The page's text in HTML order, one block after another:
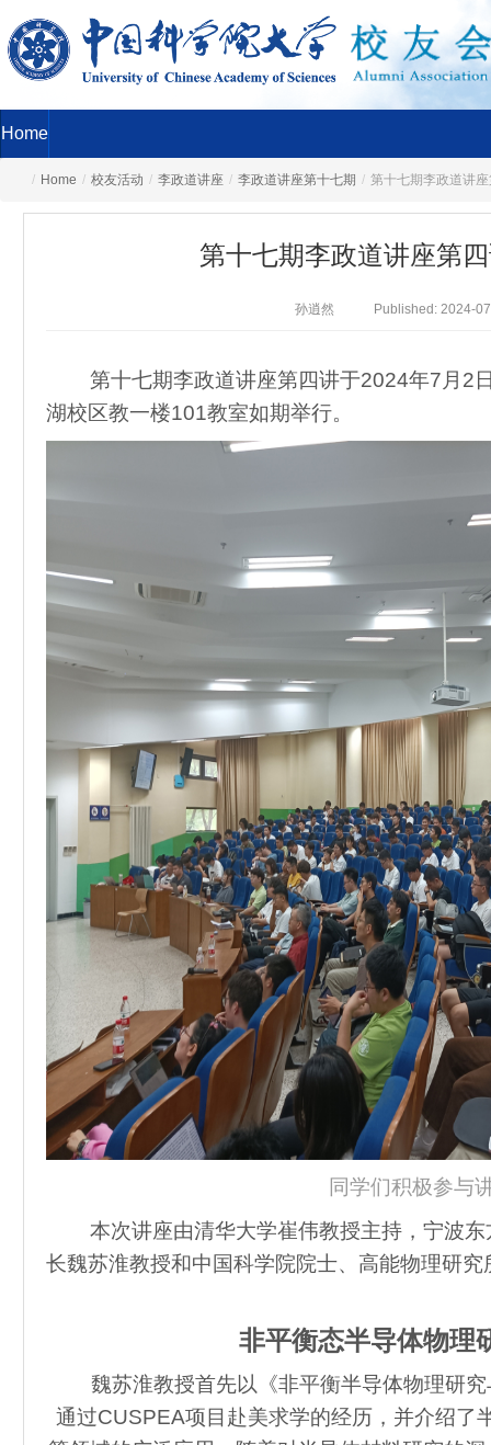
Home
/ Home / 校友活动 / 李政道讲座 / 李政道讲座第十七期 / 第十七期李政道讲
第十七期李政道讲座第
孙逍然 Published: 2024-
第十七期李政道讲座第四讲于2024年7月2
湖校区教一楼101教室如期举行。
同学们积极参与
本次讲座由清华大学崔伟教授主持，宁波东
长魏苏淮教授和中国科学院院士、高能物理研
非平衡态半导体物理
魏苏淮教授首先以《非平衡半导体物理研
通过CUSPEA项目赴美求学的经历，并介绍了